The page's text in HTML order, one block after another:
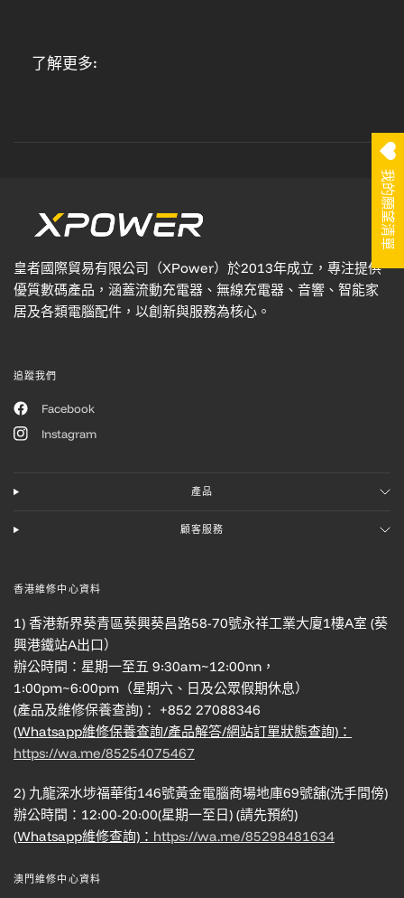
了解更多:
皇者國際貿易有限公司（XPower）於2013年成立，專注提供
優質數碼產品，涵蓋流動充電器、無線充電器、音響、智能家
居及各類電腦配件，以創新與服務為核心。
追蹤我們
Facebook
Instagram
產品
顧客服務
香港維修中心資料
1) 香港新界葵青區葵興葵昌路58-70號永祥工業大廈1樓A室 (葵
興港鐵站A出口）
辦公時間：星期一至五 9:30am~12:00nn，
1:00pm~6:00pm（星期六、日及公眾假期休息）
(產品及維修保養查詢)： +852 27088346
(Whatsapp維修保養查詢/產品解答/網站訂單狀態查詢)：
https://wa.me/85254075467
2) 九龍深水埗福華街146號黃金電腦商場地庫69號舖(洗手間傍)
辦公時間：12:00-20:00(星期一至日) (請先預約)
(Whatsapp維修查詢)： https://wa.me/85298481634
澳門維修中心資料
我的願望清單